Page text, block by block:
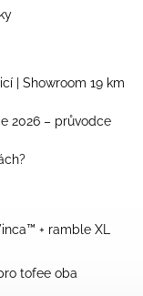
| Showroom 19 km
2026 – průvodce
+ ramble XL
tofee oba